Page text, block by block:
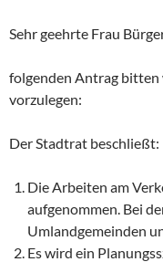
Sehr geehrte Frau
folgenden Antrag bitten
vorzulegen:
Der Stadtrat beschließt:
Die Arbeiten am
aufgenommen. Bei
Umlandgemeinden
Es wird ein